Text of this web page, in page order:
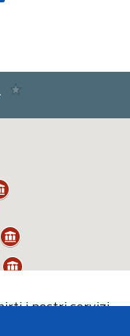
i nostri servizi.